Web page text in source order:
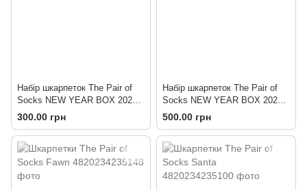
Набір шкарпеток The Pair of
Socks NEW YEAR BOX 2023 3
пари
300.00 грн
Набір шкарпеток The Pair of
Socks NEW YEAR BOX 2023 5
пар
500.00 грн